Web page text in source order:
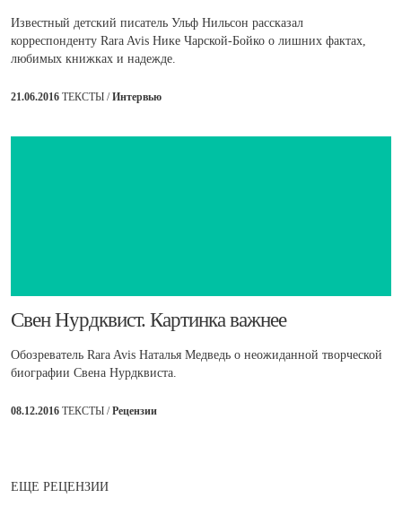
Известный детский писатель Ульф Нильсон рассказал
корреспонденту Rara Avis Нике Чарской-Бойко о лишних фактах,
любимых книжках и надежде.
21.06.2016 ТЕКСТЫ /Интервью
​Свен Нурдквист. Картинка важнее
Обозреватель Rara Avis Наталья Медведь о неожиданной творческой
биографии Свена Нурдквиста.
08.12.2016 ТЕКСТЫ /Рецензии
ЕЩЕ РЕЦЕНЗИИ